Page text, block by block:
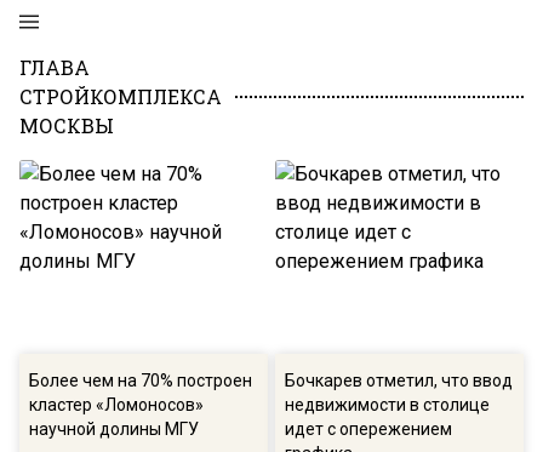
ГЛАВА
СТРОЙКОМПЛЕКСА
МОСКВЫ
Более чем на 70% построен
кластер «Ломоносов»
научной долины МГУ
Бочкарев отметил, что ввод
недвижимости в столице
идет с опережением